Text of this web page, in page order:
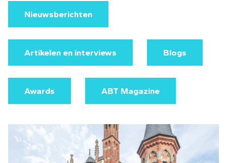
Nieuwsberichten
Artikelen en interviews Blogs
Awards ABT Magazine